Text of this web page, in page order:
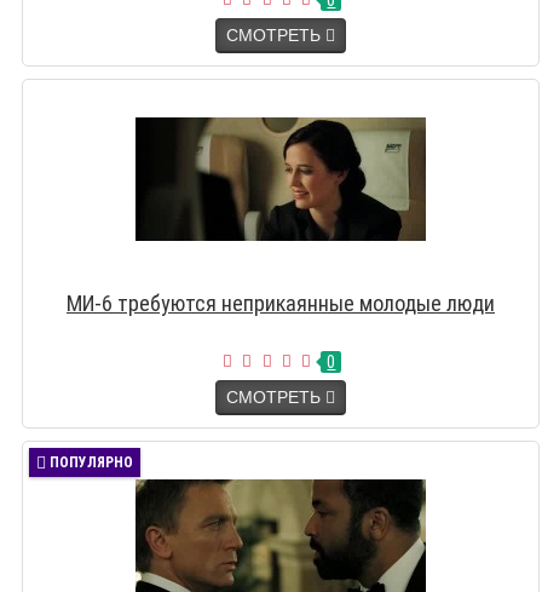
СМОТРЕТЬ
МИ-6 требуются неприкаянные молодые люди
0
СМОТРЕТЬ
ПОПУЛЯРНО